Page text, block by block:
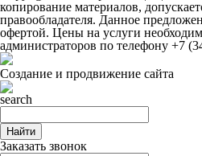
копирование материалов,
правообладателя. Данное
офертой. Цены на услуги
администраторов по телефону +7
Создание и продвижение сайта
Найти
Заказать звонок